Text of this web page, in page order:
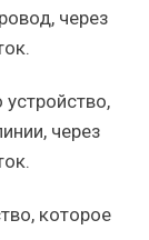
через
через
которое